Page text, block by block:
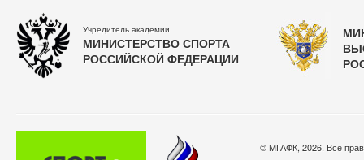
Учредитель академии
МИНИСТЕРСТВО СПОРТА
РОССИЙСКОЙ ФЕДЕРАЦИИ
© МГАФК, 2026. Все